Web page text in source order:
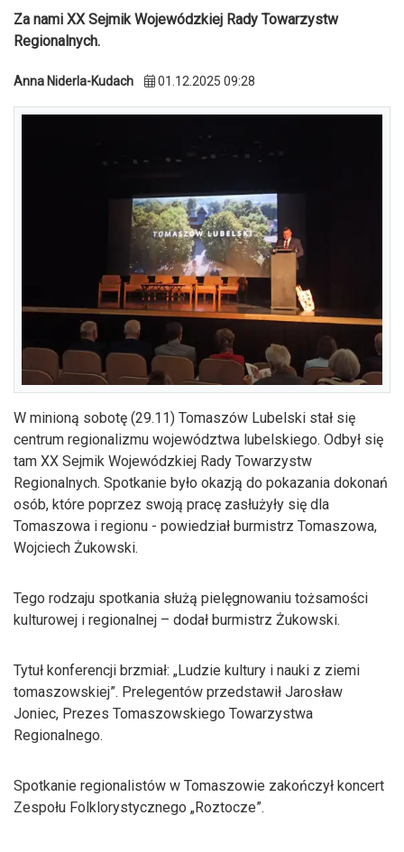
Za nami XX Sejmik Wojewódzkiej Rady Towarzystw
Regionalnych.
Anna Niderla-Kudach 01.12.2025 09:28
W minioną sobotę (29.11) Tomaszów Lubelski stał się
centrum regionalizmu województwa lubelskiego. Odbył się
tam XX Sejmik Wojewódzkiej Rady Towarzystw
Regionalnych. Spotkanie było okazją do pokazania dokonań
osób, które poprzez swoją pracę zasłużyły się dla
Tomaszowa i regionu - powiedział burmistrz Tomaszowa,
Wojciech Żukowski.
Tego rodzaju spotkania służą pielęgnowaniu tożsamości
kulturowej i regionalnej – dodał burmistrz Żukowski.
Tytuł konferencji brzmiał: „Ludzie kultury i nauki z ziemi
tomaszowskiej”. Prelegentów przedstawił Jarosław
Joniec, Prezes Tomaszowskiego Towarzystwa
Regionalnego.
Spotkanie regionalistów w Tomaszowie zakończył koncert
Zespołu Folklorystycznego „Roztocze”.